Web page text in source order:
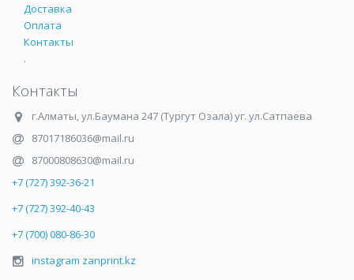
Доставка
Оплата
Контакты
.
Контакты
г.Алматы,ул.Баумана 247 (Тургут Озала) уг. ул.Сатпаева
87017186036@mail.ru
87000808630@mail.ru
+7 (727) 392-36-21
+7 (727) 392-40-43
+7 (700) 080-86-30
instagram zanprint.kz